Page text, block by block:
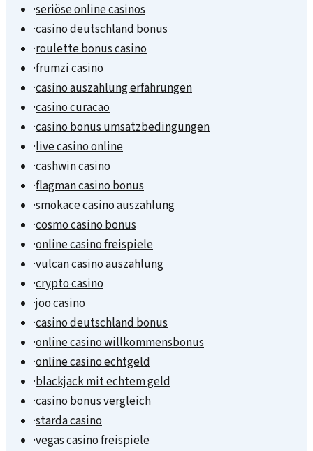
·seriöse online casinos
·casino deutschland bonus
·roulette bonus casino
·frumzi casino
·casino auszahlung erfahrungen
·casino curacao
·casino bonus umsatzbedingungen
·live casino online
·cashwin casino
·flagman casino bonus
·smokace casino auszahlung
·cosmo casino bonus
·online casino freispiele
·vulcan casino auszahlung
·crypto casino
·joo casino
·casino deutschland bonus
·online casino willkommensbonus
·online casino echtgeld
·blackjack mit echtem geld
·casino bonus vergleich
·starda casino
·vegas casino freispiele